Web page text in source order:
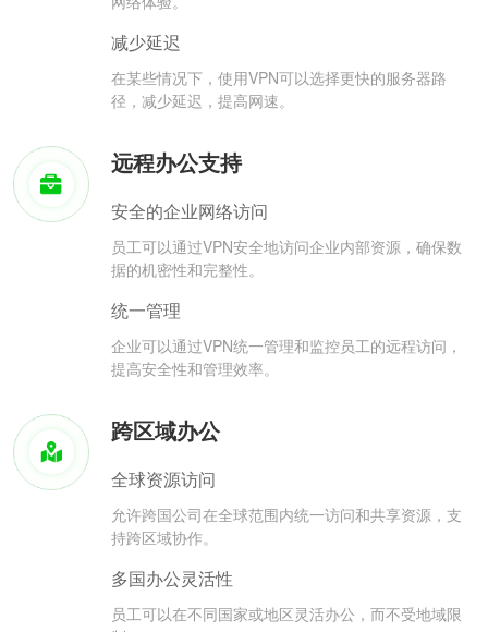
减少延迟
在某些情况下，使用VPN可以选择更快的服务器路
径，减少延迟，提高网速。
远程办公支持
安全的企业网络访问
员工可以通过VPN安全地访问企业内部资源，确保数
据的机密性和完整性。
统一管理
企业可以通过VPN统一管理和监控员工的远程访问，
提高安全性和管理效率。
跨区域办公
全球资源访问
允许跨国公司在全球范围内统一访问和共享资源，支
持跨区域协作。
多国办公灵活性
员工可以在不同国家或地区灵活办公，而不受地域限